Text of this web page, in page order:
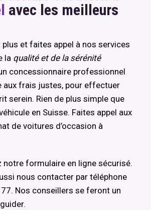
avec les meilleurs
plus et faites appel à nos services
la qualité et de la sérénité
concessionnaire professionnel
aux frais justes, pour effectuer
serein. Rien de plus simple que
en Suisse. Faites appel aux
de voitures d’occasion à
notre formulaire en ligne sécurisé.
nous contacter par téléphone
Nos conseillers se feront un